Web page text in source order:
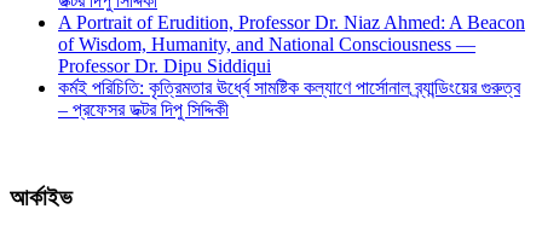
A Portrait of Erudition, Professor Dr. Niaz Ahmed: A Beacon
of Wisdom, Humanity, and National Consciousness —
Professor Dr. Dipu Siddiqui
কর্মই পরিচিতি: কৃত্রিমতার ঊর্ধ্বে সামষ্টিক কল্যাণে পার্সোনাল ব্র্যান্ডিংয়ের গুরুত্ব
– প্রফেসর ডক্টর দিপু সিদ্দিকী
আর্কাইভ